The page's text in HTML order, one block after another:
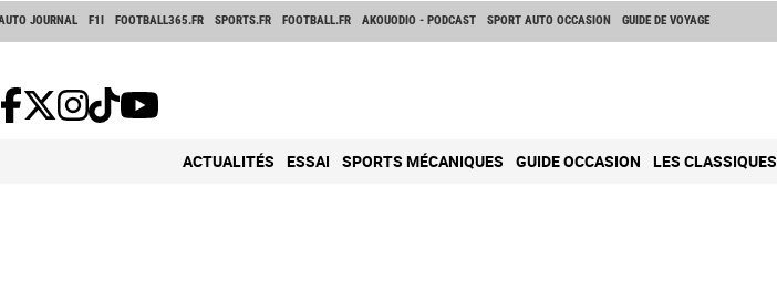
JOURNAL F1I FOOTBALL365.FR SPORTS.FR FOOTBALL.FR AKOUODIO - PODCAST SPORT AUTO OCCASION GUIDE DE VOYAGE
ACTUALITÉS ESSAI SPORTS MÉCANIQUES GUIDE OCCASION LES CLASSIQUES